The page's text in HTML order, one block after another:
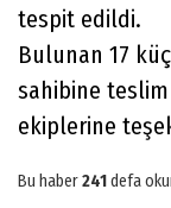
tespit edildi.
Bulunan 17
sahibine
ekiplerine
Bu haber241defa